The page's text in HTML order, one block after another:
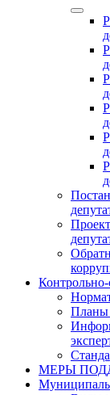
Контрольно-
Планы
МЕРЫ